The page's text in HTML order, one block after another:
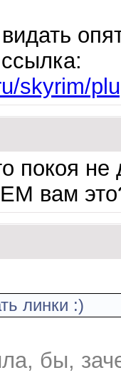
skyrim/
покоя
вам
линки :)
бы,